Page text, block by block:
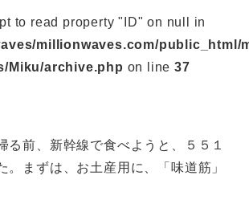
to read property "ID" on null in
millionwaves.com/public_html/
Miku/archive.php on line37
る前、新幹線で食べようと、５５１
。まずは、お土産用に、「味道筋」